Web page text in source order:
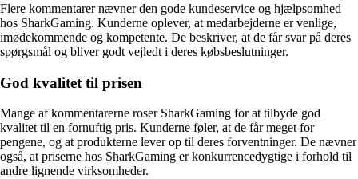
Flere kommentarer nævner den gode kundeservice og hjælpsomhed
hos SharkGaming. Kunderne oplever, at medarbejderne er venlige,
imødekommende og kompetente. De beskriver, at de får svar på deres
spørgsmål og bliver godt vejledt i deres købsbeslutninger.
God kvalitet til prisen
Mange af kommentarerne roser SharkGaming for at tilbyde god
kvalitet til en fornuftig pris. Kunderne føler, at de får meget for
pengene, og at produkterne lever op til deres forventninger. De nævner
også, at priserne hos SharkGaming er konkurrencedygtige i forhold til
andre lignende virksomheder.